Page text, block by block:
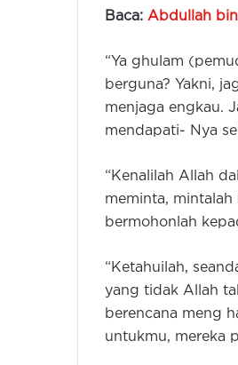
Baca: Abdullah bin
“Ya ghulam
berguna? Yakni,
menjaga engkau.
mendapati- Nya
“Kenalilah Allah
meminta,
bermohonlah
“Ketahuilah,
yang tidak Allah
berencana meng
untukmu, mereka